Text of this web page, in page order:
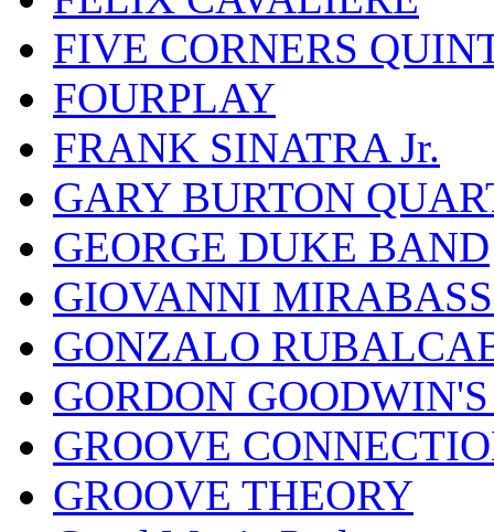
FIVE CORNERS
FOURPLAY
FRANK SINATRA Jr.
GARY BURTON
GEORGE DUKE BAND
GIOVANNI
GONZALO
GORDON
GROOVE
GROOVE THEORY